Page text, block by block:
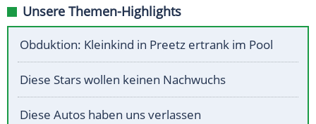
Unsere Themen-Highlights
Obduktion: Kleinkind in Preetz ertrank im Pool
Diese Stars wollen keinen Nachwuchs
Diese Autos haben uns verlassen